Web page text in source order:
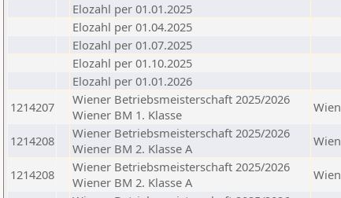
Elozahl per 01.01.2025
Elozahl per 01.04.2025
Elozahl per 01.07.2025
Elozahl per 01.10.2025
Elozahl per 01.01.2026
1214207
Wiener Betriebsmeisterschaft 2025/2026
Wiener BM 1. Klasse
Wien
1214208
Wiener Betriebsmeisterschaft 2025/2026
Wiener BM 2. Klasse A
Wien
1214208
Wiener Betriebsmeisterschaft 2025/2026
Wiener BM 2. Klasse A
Wien